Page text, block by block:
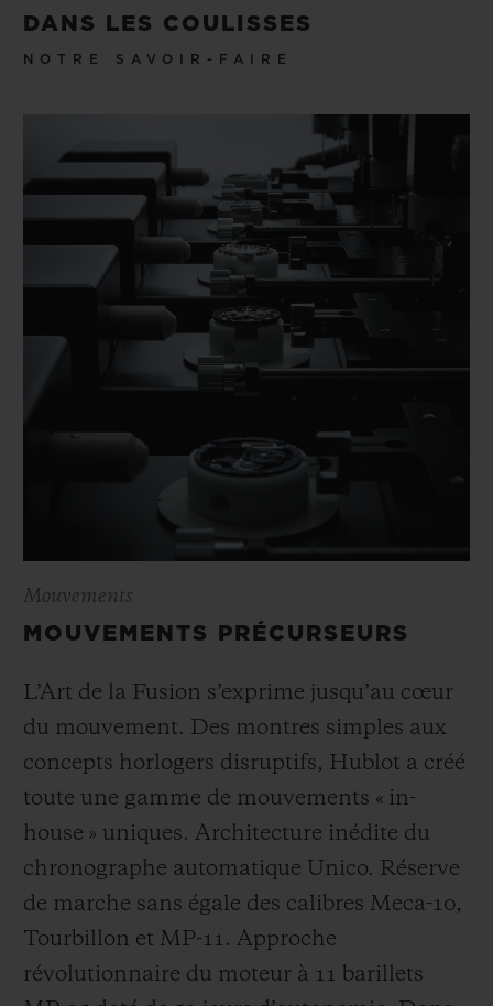
DANS LES COULISSES
NOTRE SAVOIR-FAIRE
Mouvements
MOUVEMENTS PRÉCURSEURS
L’Art de la Fusion s’exprime jusqu’au cœur
du mouvement. Des montres simples aux
concepts horlogers disruptifs, Hublot a créé
toute une gamme de mouvements « in-
house » uniques. Architecture inédite du
chronographe automatique Unico. Réserve
de marche sans égale des calibres Meca-10,
Tourbillon et MP-11. Approche
révolutionnaire du moteur à 11 barillets